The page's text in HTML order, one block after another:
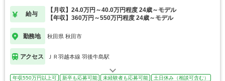
給与
【月収】24.0万円～40.0万円程度 24歳～モデル
【年収】360万円～550万円程度 24歳～モデル
勤務地 秋田県 秋田市
アクセス ＪＲ羽越本線 羽後牛島駅
年収550万円以上可 新卒も応募可能 未経験者も応募可能
土日休み（相談可含む）